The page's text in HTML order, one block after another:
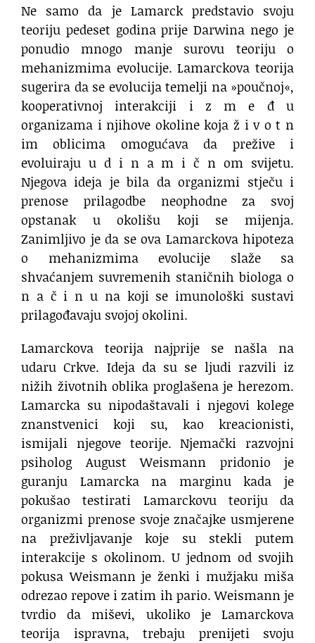
Ne samo da je Lamarck predstavio svoju
teoriju pedeset godina prije Darwina nego je
ponudio mnogo manje surovu teoriju o
mehanizmima evolucije. Lamarckova teorija
sugerira da se evolucija temelji na »poučnoj«,
kooperativnoj interakciji i z m e đ u
organizama i njihove okoline koja ž i v o t n
im oblicima omogućava da prežive i
evoluiraju u d i n a m i č n om svijetu.
Njegova ideja je bila da organizmi stječu i
prenose prilagodbe neophodne za svoj
opstanak u okolišu koji se mijenja.
Zanimljivo je da se ova Lamarckova hipoteza
o mehanizmima evolucije slaže sa
shvaćanjem suvremenih staničnih biologa o
n a č i n u na koji se imunološki sustavi
prilagođavaju svojoj okolini.
Lamarckova teorija najprije se našla na
udaru Crkve. Ideja da su se ljudi razvili iz
nižih životnih oblika proglašena je herezom.
Lamarcka su nipodaštavali i njegovi kolege
znanstvenici koji su, kao kreacionisti,
ismijali njegove teorije. Njemački razvojni
psiholog August Weismann pridonio je
guranju Lamarcka na marginu kada je
pokušao testirati Lamarckovu teoriju da
organizmi prenose svoje značajke usmjerene
na preživljavanje koje su stekli putem
interakcije s okolinom. U jednom od svojih
pokusa Weismann je ženki i mužjaku miša
odrezao repove i zatim ih pario. Weismann je
tvrdio da miševi, ukoliko je Lamarckova
teorija ispravna, trebaju prenijeti svoju